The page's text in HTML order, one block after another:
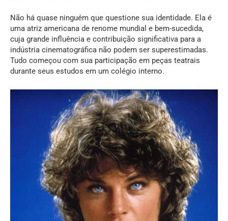
Não há quase ninguém que questione sua identidade. Ela é
uma atriz americana de renome mundial e bem-sucedida,
cuja grande influência e contribuição significativa para a
indústria cinematográfica não podem ser superestimadas.
Tudo começou com sua participação em peças teatrais
durante seus estudos em um colégio interno.